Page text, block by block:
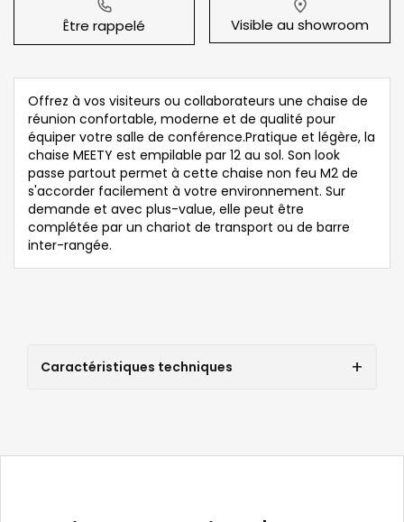
Être rappelé Visible au showroom
Offrez à vos visiteurs ou collaborateurs une chaise de
réunion confortable, moderne et de qualité pour
équiper votre salle de conférence.Pratique et légère, la
chaise MEETY est empilable par 12 au sol. Son look
passe partout permet à cette chaise non feu M2 de
s'accorder facilement à votre environnement. Sur
demande et avec plus-value, elle peut être
complétée par un chariot de transport ou de barre
inter-rangée.
Caractéristiques techniques